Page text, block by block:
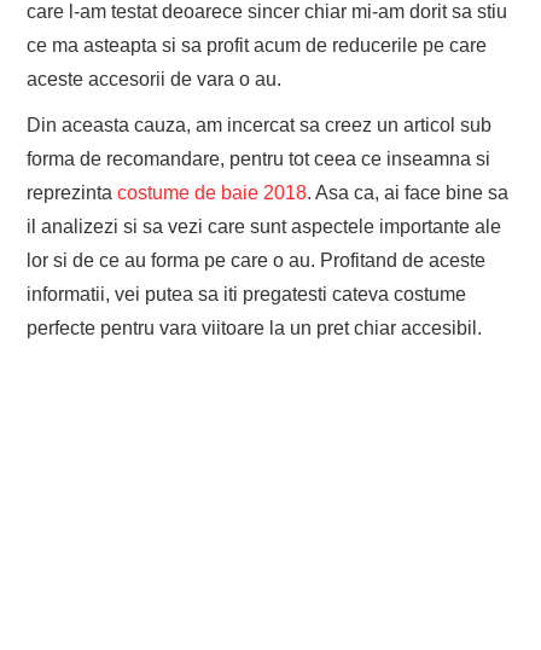
care l-am testat deoarece sincer chiar mi-am dorit sa stiu
ce ma asteapta si sa profit acum de reducerile pe care
aceste accesorii de vara o au.
Din aceasta cauza, am incercat sa creez un articol sub
forma de recomandare, pentru tot ceea ce inseamna si
reprezintacostume de baie 2018. Asa ca, ai face bine sa
il analizezi si sa vezi care sunt aspectele importante ale
lor si de ce au forma pe care o au. Profitand de aceste
informatii, vei putea sa iti pregatesti cateva costume
perfecte pentru vara viitoare la un pret chiar accesibil.